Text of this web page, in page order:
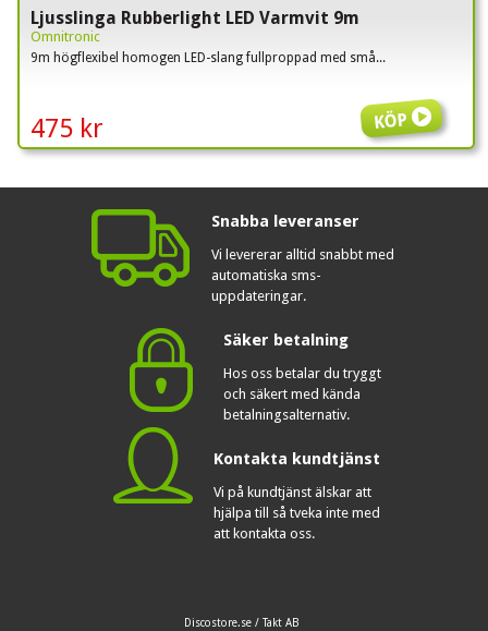
Ljusslinga Rubberlight LED Varmvit 9m
475 kr
Omnitronic
9m högflexibel homogen LED-slang fullproppad med små...
Köp
Snabba leveranser
Vi levererar alltid snabbt med
automatiska sms-
uppdateringar.
Säker betalning
Hos oss betalar du tryggt
och säkert med kända
betalningsalternativ.
Kontakta kundtjänst
Vi på kundtjänst älskar att
hjälpa till så tveka inte med
att kontakta oss.
Discostore.se / Takt AB